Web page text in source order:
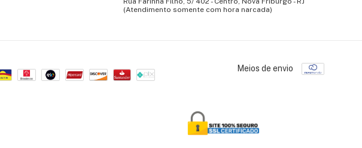
(Atendimento somente com hora narcada)
Meios de envio